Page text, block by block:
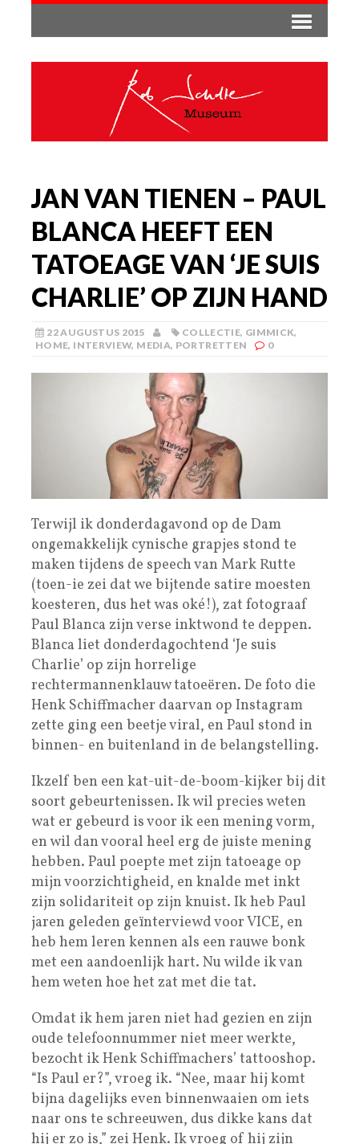
JAN VAN TIENEN – PAUL
BLANCA HEEFT EEN
TATOEAGE VAN ‘JE SUIS
CHARLIE’ OP ZIJN HAND
22 AUGUSTUS 2015 COLLECTIE, GIMMICK,
HOME, INTERVIEW, MEDIA, PORTRETTEN 0
Terwijl ik donderdagavond op de Dam
ongemakkelijk cynische grapjes stond te
maken tijdens de speech van Mark Rutte
(toen-ie zei dat we bijtende satire moesten
koesteren, dus het was oké!), zat fotograaf
Paul Blanca zijn verse inktwond te deppen.
Blanca liet donderdagochtend ‘Je suis
Charlie’ op zijn horrelige
rechtermannenklauw tatoeëren. De foto die
Henk Schiffmacher daarvan op Instagram
zette ging een beetje viral, en Paul stond in
binnen- en buitenland in de belangstelling.
Ikzelf ben een kat-uit-de-boom-kijker bij dit
soort gebeurtenissen. Ik wil precies weten
wat er gebeurd is voor ik een mening vorm,
en wil dan vooral heel erg de juiste mening
hebben. Paul poepte met zijn tatoeage op
mijn voorzichtigheid, en knalde met inkt
zijn solidariteit op zijn knuist. Ik heb Paul
jaren geleden geïnterviewd voor VICE, en
heb hem leren kennen als een rauwe bonk
met een aandoenlijk hart. Nu wilde ik van
hem weten hoe het zat met die tat.
Omdat ik hem jaren niet had gezien en zijn
oude telefoonnummer niet meer werkte,
bezocht ik Henk Schiffmachers’ tattooshop.
“Is Paul er?”, vroeg ik. “Nee, maar hij komt
bijna dagelijks even binnenwaaien om iets
naar ons te schreeuwen, dus dikke kans dat
hij er zo is,” zei Henk. Ik vroeg of hij zijn